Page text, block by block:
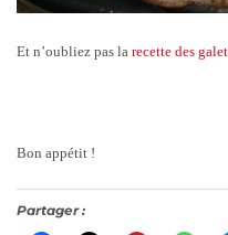
Et n’oubliez pas la recette des
Bon appétit !
Partager :